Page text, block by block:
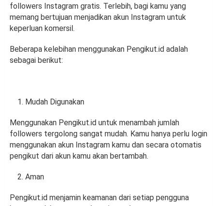
followers Instagram gratis. Terlebih, bagi kamu yang
memang bertujuan menjadikan akun Instagram untuk
keperluan komersil.
Beberapa kelebihan menggunakan Pengikut.id adalah
sebagai berikut:
Mudah Digunakan
Menggunakan Pengikut.id untuk menambah jumlah
followers tergolong sangat mudah. Kamu hanya perlu login
menggunakan akun Instagram kamu dan secara otomatis
pengikut dari akun kamu akan bertambah.
Aman
Pengikut.id menjamin keamanan dari setiap pengguna